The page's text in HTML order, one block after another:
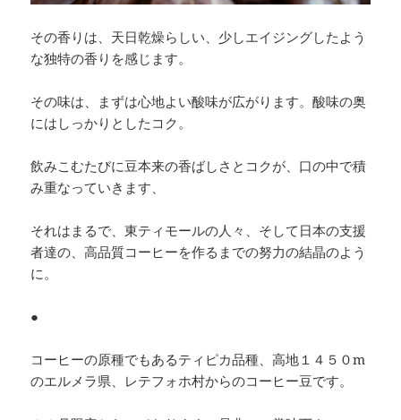
その香りは、天日乾燥らしい、少しエイジングしたよう
な独特の香りを感じます。
その味は、まずは心地よい酸味が広がります。酸味の奥
にはしっかりとしたコク。
飲みこむたびに豆本来の香ばしさとコクが、口の中で積
み重なっていきます、
それはまるで、東ティモールの人々、そして日本の支援
者達の、高品質コーヒーを作るまでの努力の結晶のよう
に。
●
コーヒーの原種でもあるティピカ品種、高地１４５０m
のエルメラ県、レテフォホ村からのコーヒー豆です。